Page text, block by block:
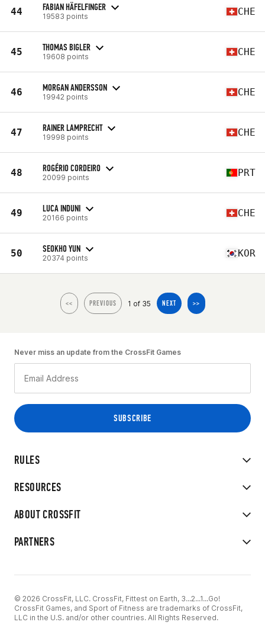
44 FABIAN HÄFELFINGER
19583 points CHE
45 THOMAS BIGLER
19608 points CHE
46 MORGAN ANDERSSON
19942 points CHE
47 RAINER LAMPRECHT
19998 points CHE
48 ROGÉRIO CORDEIRO
20099 points PRT
49 LUCA INDUNI
20166 points CHE
50 SEOKHO YUN
20374 points KOR
<< PREVIOUS 1 of 35 NEXT >>
RULES
RESOURCES
ABOUT CROSSFIT
PARTNERS
Never miss an update from the CrossFit Games
© 2026 CrossFit, LLC. CrossFit, Fittest on Earth, 3...2...1...Go!
CrossFit Games, and Sport of Fitness are trademarks of CrossFit,
LLC in the U.S. and/or other countries. All Rights Reserved.